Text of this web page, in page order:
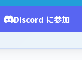
Discord に参加